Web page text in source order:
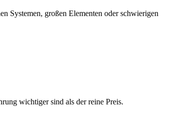
Systemen, großen Elementen oder schwierigen
wichtiger sind als der reine Preis.